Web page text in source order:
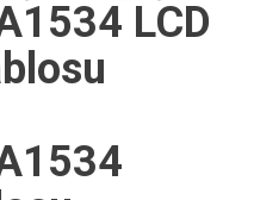
LCD